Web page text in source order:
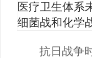
医疗卫生体系
细菌战和化学
抗日战争时